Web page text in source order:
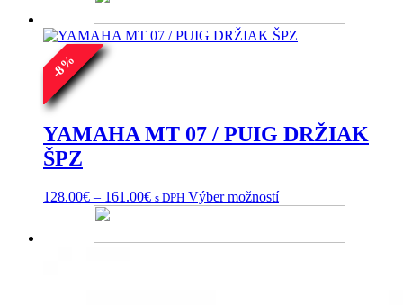
-
8
%
YAMAHA MT 07 / PUIG DRŽIAK
ŠPZ
128.00€ – 161.00€Price
through
s DPH Výber možnostíTento
viacero